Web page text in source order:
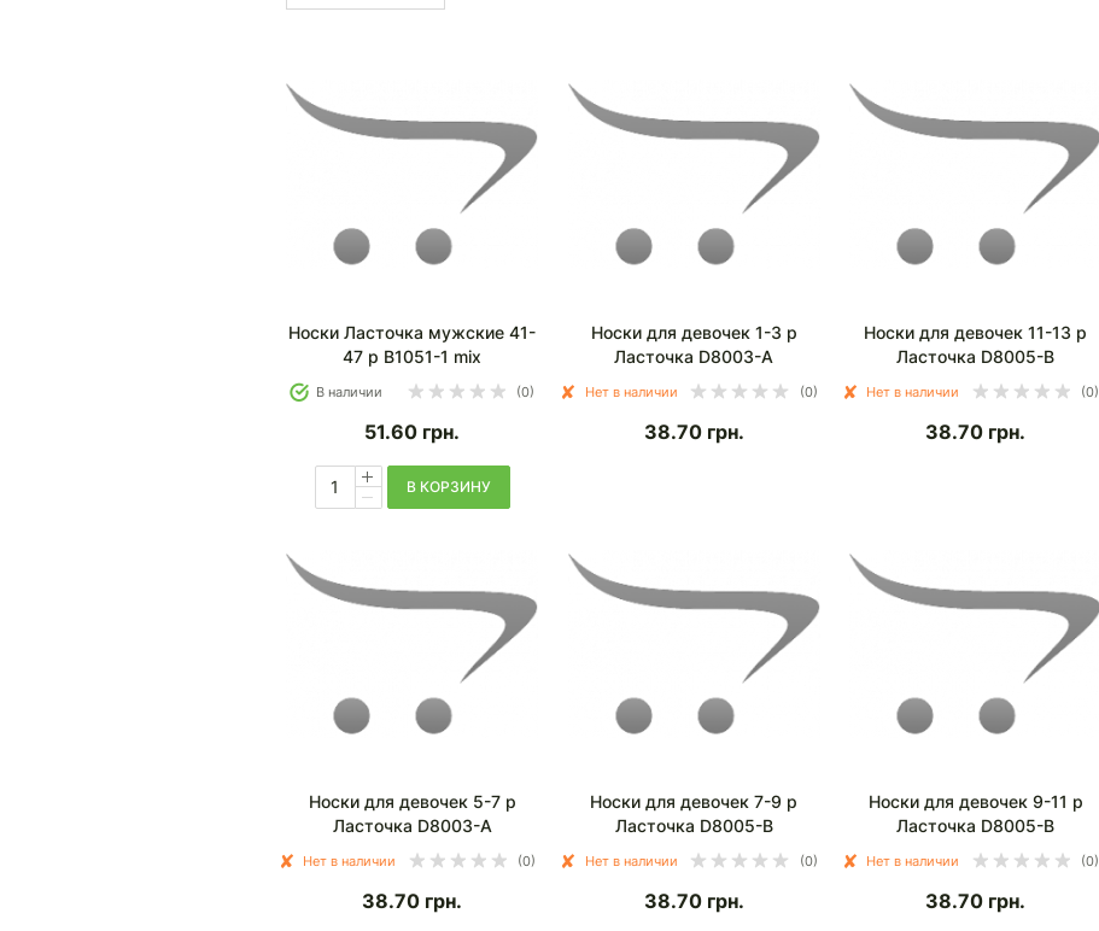
Носки Ласточка мужские 41-
47 р В1051-1 mix
В наличии (0)
51.60 грн.
В КОРЗИНУ
Носки для девочек 1-3 р
Ласточка D8003-А
Нет в наличии (0)
38.70 грн.
Носки для девочек 11-13 р
Ласточка D8005-В
Нет в наличии (0)
38.70 грн.
Носки для девочек 5-7 р
Ласточка D8003-А
Нет в наличии (0)
38.70 грн.
Носки для девочек 7-9 р
Ласточка D8005-В
Нет в наличии (0)
38.70 грн.
Носки для девочек 9-11 р
Ласточка D8005-В
Нет в наличии (0)
38.70 грн.